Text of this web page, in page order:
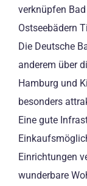
verknüpfen
Ostseebädern
Die Deutsche
anderem über
Hamburg und
besonders
Eine gute
Einrichtungen
wunderbare